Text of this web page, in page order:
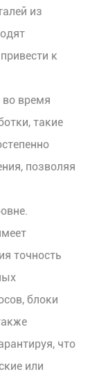
из
к
время
такие
позволяя
точность
блоки
что
или